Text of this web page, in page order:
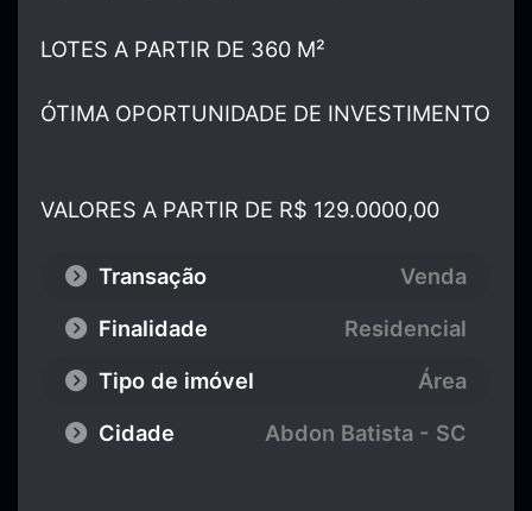
LOTES A PARTIR DE 360 M²
ÓTIMA OPORTUNIDADE DE INVESTIMENTO
VALORES A PARTIR DE R$ 129.0000,00
Transação
Venda
Finalidade
Residencial
Tipo de imóvel
Área
Cidade
Abdon Batista - SC